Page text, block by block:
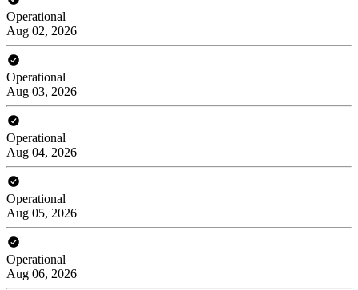
Operational
Aug 02, 2026
Operational
Aug 03, 2026
Operational
Aug 04, 2026
Operational
Aug 05, 2026
Operational
Aug 06, 2026